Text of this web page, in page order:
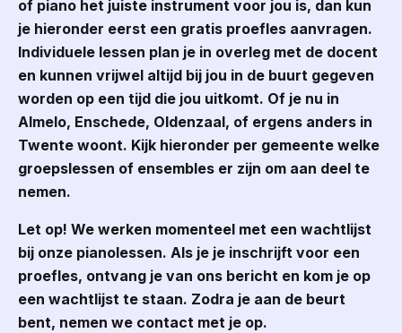
of piano het juiste instrument voor jou is, dan kun
je hieronder eerst een gratis proefles aanvragen.
Individuele lessen plan je in overleg met de docent
en kunnen vrijwel altijd bij jou in de buurt gegeven
worden op een tijd die jou uitkomt. Of je nu in
Almelo, Enschede, Oldenzaal, of ergens anders in
Twente woont. Kijk hieronder per gemeente welke
groepslessen of ensembles er zijn om aan deel te
nemen.
Let op! We werken momenteel met een wachtlijst
bij onze pianolessen. Als je je inschrijft voor een
proefles, ontvang je van ons bericht en kom je op
een wachtlijst te staan. Zodra je aan de beurt
bent, nemen we contact met je op.